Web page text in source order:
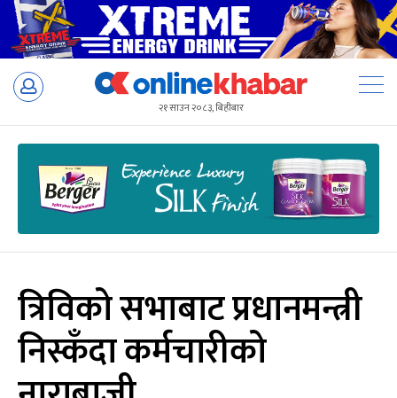
Skip
२१ साउन २०८३, बिहीबार
त्रिविको सभाबाट प्रधानमन्त्री
निस्कँदा कर्मचारीको